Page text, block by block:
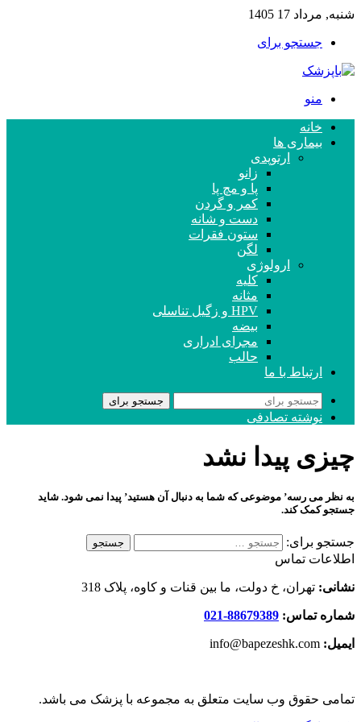
شنبه, مرداد 17 1405
جستجو برای
منو
خانه
بیماری ها
ارتوپدی
زانو
پا و مچ پا
کمر و گردن
دست و شانه
ستون فقرات
لگن
ارولوژی
کلیه
مثانه
HPV و زگیل تناسلی
بیضه
مجرای ادراری
حالب
ارتباط با ما
جستجو برای
نوشته تصادفی
چیزی پیدا نشد
به نظر می رسه’ موضوعی که شما به دنبال آن هستید’ پیدا نمی شود. شاید
جستجو کمک کند.
جستجو برای:
اطلاعات تماس
نشانی: تهران، خ دولت، ما بین قنات و کاوه، پلاک 318
شماره تماس: 88679389-021
ایمیل:
تمامی حقوق وب سایت متعلق به مجموعه با پزشک می باشد.